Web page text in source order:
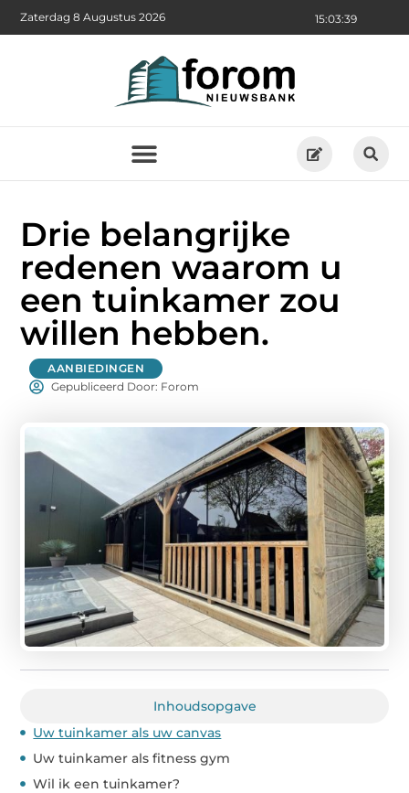
15:03:40
Zaterdag 8 Augustus 2026
Drie belangrijke
redenen waarom u
een tuinkamer zou
willen hebben.
AANBIEDINGEN
Gepubliceerd Door: Forom
Inhoudsopgave
Uw tuinkamer als uw canvas
Uw tuinkamer als fitness gym
Wil ik een tuinkamer?